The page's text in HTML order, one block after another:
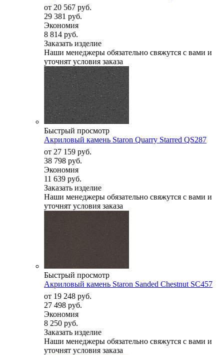
от 20 567 руб.
29 381 руб.
Экономия
8 814 руб.
Заказать изделие
Наши менеджеры обязательно свяжутся с вами и
уточнят условия заказа
Быстрый просмотр
Акриловый камень Staron Quarry Starred QS287
от 27 159 руб.
38 798 руб.
Экономия
11 639 руб.
Заказать изделие
Наши менеджеры обязательно свяжутся с вами и
уточнят условия заказа
Быстрый просмотр
Акриловый камень Staron Sanded Chestnut SC457
от 19 248 руб.
27 498 руб.
Экономия
8 250 руб.
Заказать изделие
Наши менеджеры обязательно свяжутся с вами и
уточнят условия заказа